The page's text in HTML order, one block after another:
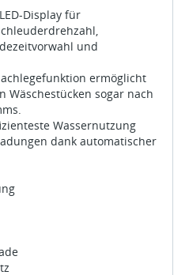
Display für
und
ermöglicht
Wäschestücken sogar nach
Wassernutzung
dank automatischer